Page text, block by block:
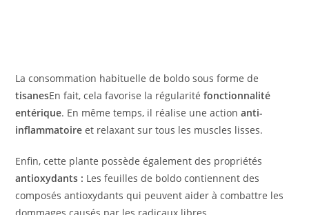
La consommation habituelle de boldo sous forme de
tisanesEn fait, cela favorise la régularitéfonctionnalité
entérique. En même temps, il réalise une actionanti-
inflammatoire et relaxant sur tous les muscles lisses.
Enfin, cette plante possède également des propriétés
antioxydants : Les feuilles de boldo contiennent des
composés antioxydants qui peuvent aider à combattre les